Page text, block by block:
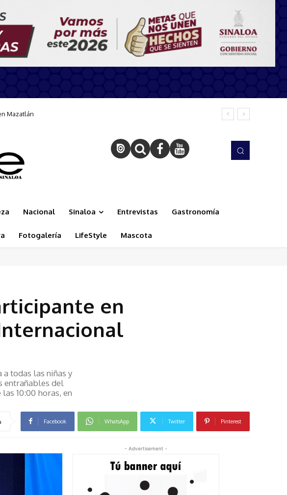
Mazatlán
Nacional Sinaloa Entrevistas Gastronomía
Fotogalería LifeStyle Mascota
en
todas las niñas y
entrañables del
10:00 horas, en
Facebook WhatsApp Twitter Pinterest
- Advertisement -